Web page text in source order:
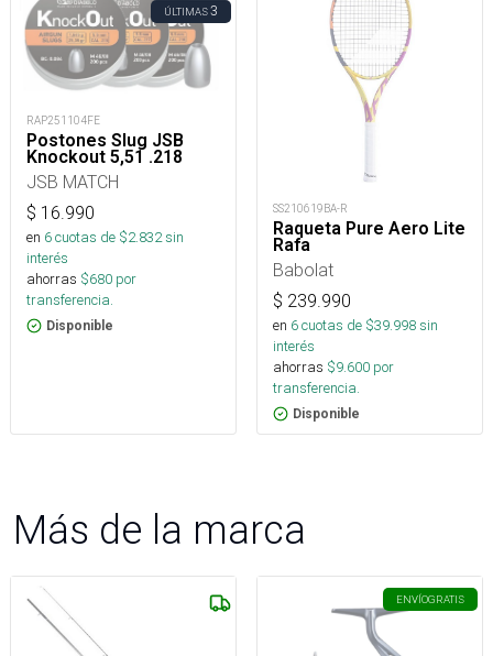
ÚLTIMAS3
RAP251104FE
Postones Slug JSB
Knockout 5,51 .218
JSB MATCH
$ 16.990
en 6cuotas de $2.832sin
interés
ahorras $680 por
transferencia.
Disponible
SS210619BA-R
Raqueta Pure Aero Lite
Rafa
Babolat
$ 239.990
en 6cuotas de $39.998sin
interés
ahorras $9.600 por
transferencia.
Disponible
Más de la marca
ENVÍOGRATIS